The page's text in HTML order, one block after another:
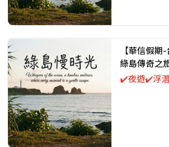
【華信假期
綠島傳奇之
✔️夜遊✔️浮潛